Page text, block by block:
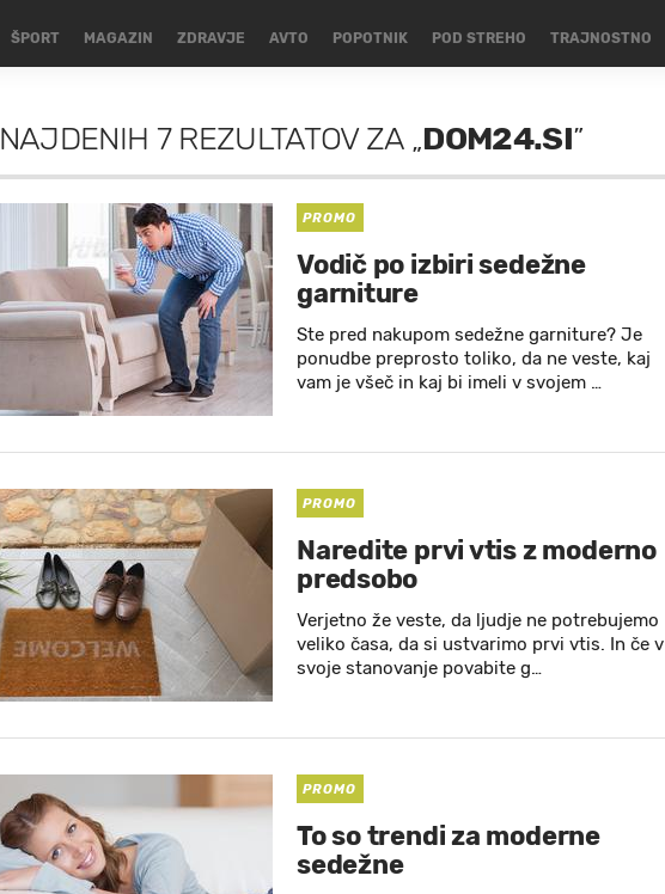
ŠPORT MAGAZIN ZDRAVJE AVTO POPOTNIK POD STREHO TRAJNOSTNO
NAJDENIH 7 REZULTATOVZA„DOM24.SI”
PROMO
Vodič po izbiri sedežne
garniture
Ste pred nakupom sedežne garniture? Je
ponudbe preprosto toliko, da ne veste, kaj
vam je všeč in kaj bi imeli v svojem …
PROMO
Naredite prvi vtis z moderno
predsobo
Verjetno že veste, da ljudje ne potrebujemo
veliko časa, da si ustvarimo prvi vtis. In če v
svoje stanovanje povabite g…
PROMO
To so trendi za moderne
sedežne